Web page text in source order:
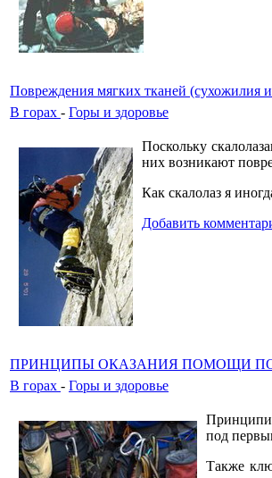
Повреждения мягких тканей (сухожилия и
В горах - Горы и здоровье
Поскольку
них возникают
Как скалолаз я
Добавить
ПРИНЦИПЫ ОКАЗАНИЯ ПОМОЩИ
В горах - Горы и здоровье
под
Также